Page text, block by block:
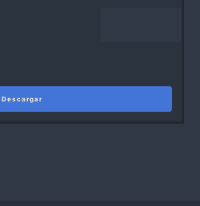
Descargar